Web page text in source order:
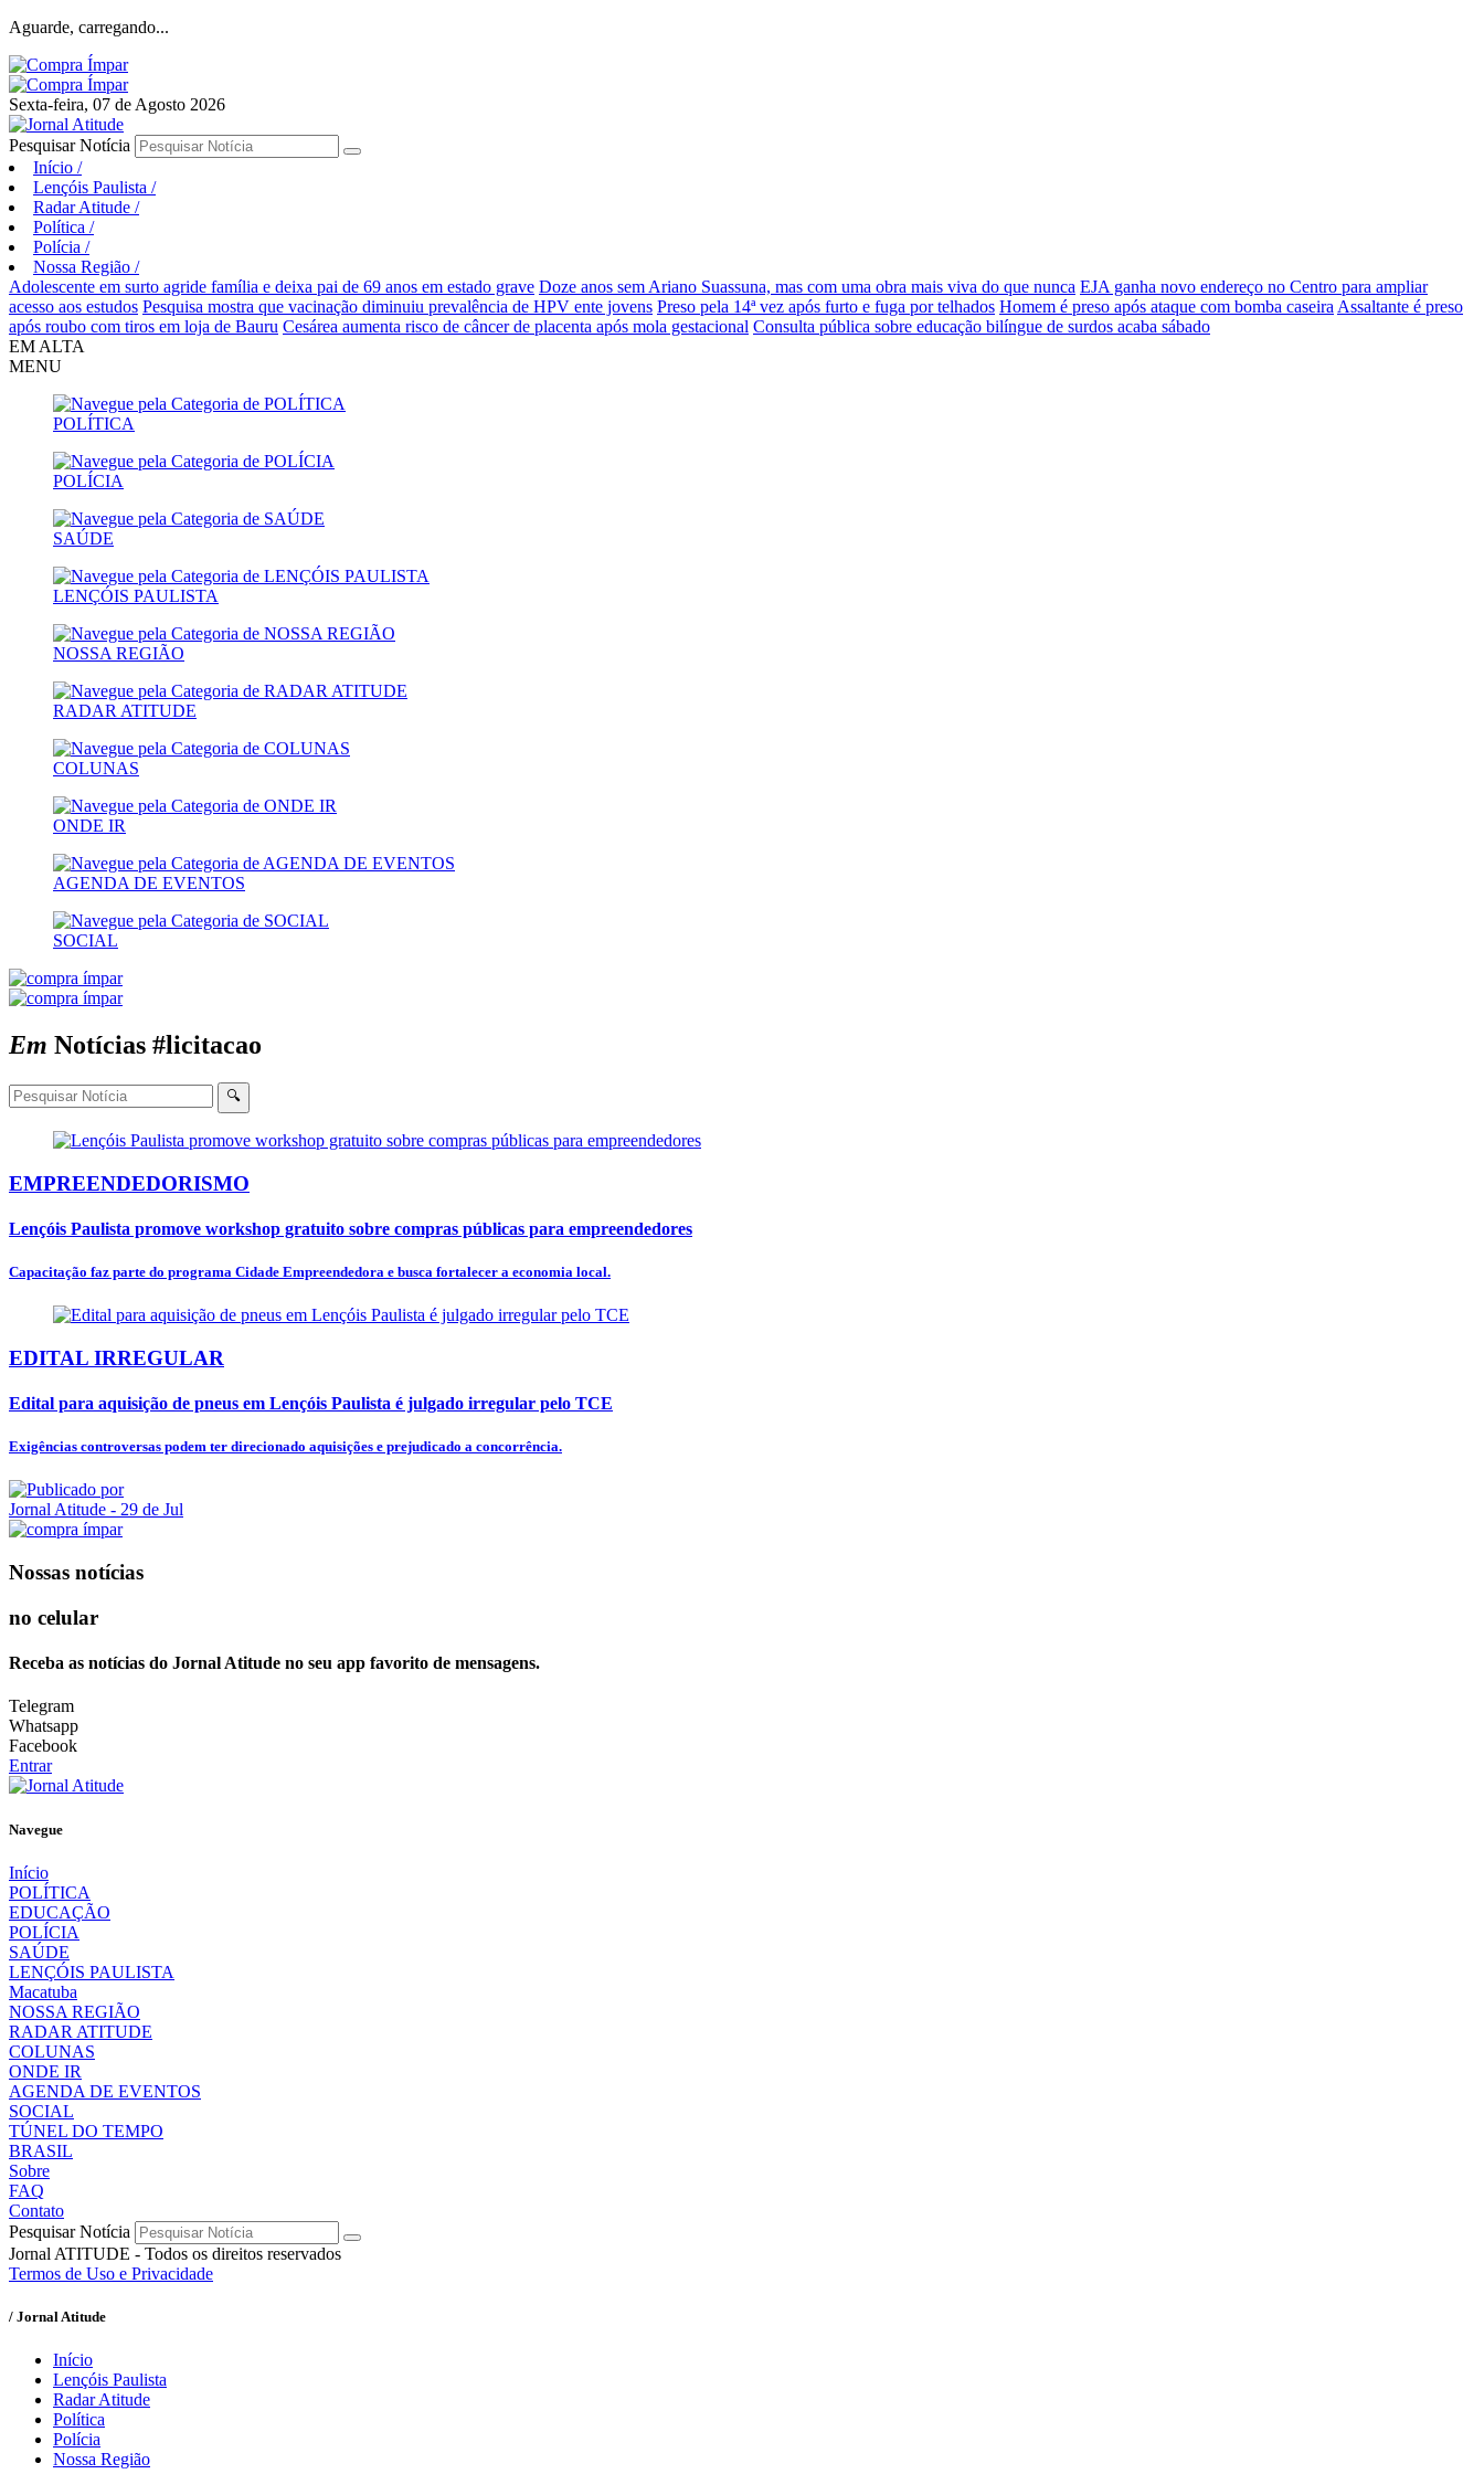
Aguarde, carregando...
Sexta-feira, 07 de Agosto 2026
Pesquisar Notícia
Início /
Lençóis Paulista /
Radar Atitude /
Política /
Polícia /
Nossa Região /
Adolescente em surto agride família e deixa pai de 69 anos em estado grave Doze anos sem Ariano Suassuna, mas com uma obra mais viva do que nunca EJA ganha novo endereço no Centro para ampliar
acesso aos estudos Pesquisa mostra que vacinação diminuiu prevalência de HPV ente jovens Preso pela 14ª vez após furto e fuga por telhados Homem é preso após ataque com bomba caseira Assaltante é preso
após roubo com tiros em loja de Bauru Cesárea aumenta risco de câncer de placenta após mola gestacional Consulta pública sobre educação bilíngue de surdos acaba sábado
EM ALTA
MENU
POLÍTICA
POLÍCIA
SAÚDE
LENÇÓIS PAULISTA
NOSSA REGIÃO
RADAR ATITUDE
COLUNAS
ONDE IR
AGENDA DE EVENTOS
SOCIAL
Em Notícias #licitacao
🔍
EMPREENDEDORISMO
Lençóis Paulista promove workshop gratuito sobre compras públicas para empreendedores
Capacitação faz parte do programa Cidade Empreendedora e busca fortalecer a economia local.
EDITAL IRREGULAR
Edital para aquisição de pneus em Lençóis Paulista é julgado irregular pelo TCE
Exigências controversas podem ter direcionado aquisições e prejudicado a concorrência.
Jornal Atitude - 29 de Jul
Nossas notícias
no celular
Receba as notícias do Jornal Atitude no seu app favorito de mensagens.
Telegram
Whatsapp
Facebook
Entrar
Navegue
Início
POLÍTICA
EDUCAÇÃO
POLÍCIA
SAÚDE
LENÇÓIS PAULISTA
Macatuba
NOSSA REGIÃO
RADAR ATITUDE
COLUNAS
ONDE IR
AGENDA DE EVENTOS
SOCIAL
TÚNEL DO TEMPO
BRASIL
Sobre
FAQ
Contato
Pesquisar Notícia
Jornal ATITUDE - Todos os direitos reservados
Termos de Uso e Privacidade
/ Jornal Atitude
Início
Lençóis Paulista
Radar Atitude
Política
Polícia
Nossa Região